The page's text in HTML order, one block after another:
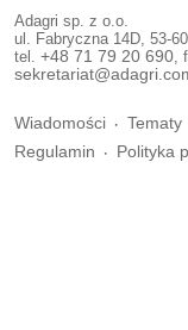
Adagri sp. z o.o.
ul. Fabryczna 14D, 53-
tel. +48 71 79 20 690
Wiadomości Tematy
Regulamin
Polityka